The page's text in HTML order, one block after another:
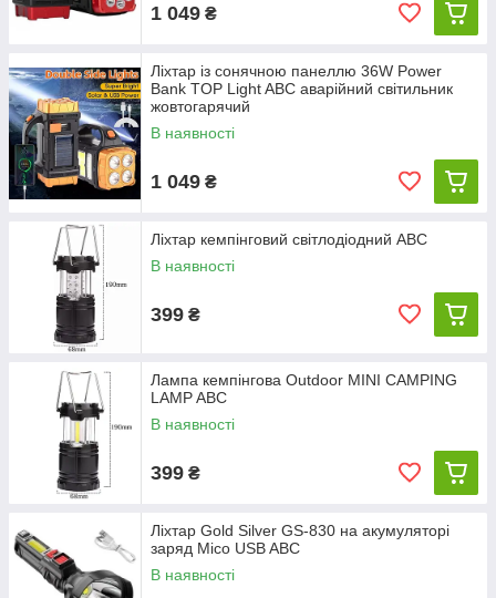
1 049 ₴
Ліхтар із сонячною панеллю 36W Power
Bank TOP Light ABC аварійний світильник
жовтогарячий
В наявності
1 049 ₴
Ліхтар кемпінговий світлодіодний ABC
В наявності
399 ₴
Лампа кемпінгова Outdoor MINI CAMPING
LAMP ABC
В наявності
399 ₴
Ліхтар Gold Silver GS-830 на акумуляторі
заряд Mico USB ABC
В наявності